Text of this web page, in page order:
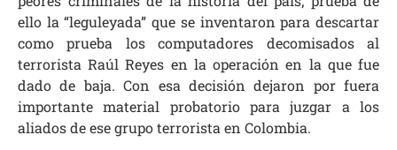
ello la “leguleyada” que se inventaron para descartar
como prueba los computadores decomisados al
terrorista Raúl Reyes en la operación en la que fue
dado de baja. Con esa decisión dejaron por fuera
importante material probatorio para juzgar a los
aliados de ese grupo terrorista en Colombia.